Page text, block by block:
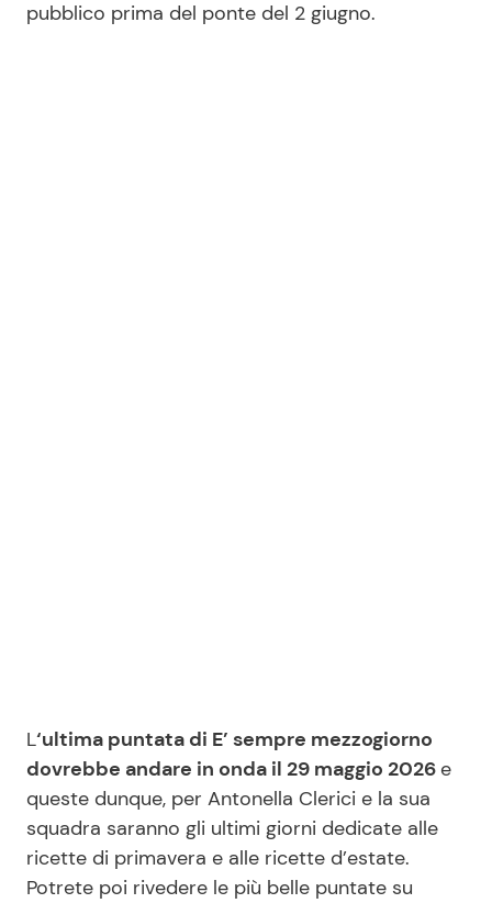
pubblico prima del ponte del 2 giugno.
L‘ultima puntata di E’ sempre mezzogiorno
dovrebbe andare in onda il 29 maggio 2026 e
queste dunque, per Antonella Clerici e la sua
squadra saranno gli ultimi giorni dedicate alle
ricette di primavera e alle ricette d’estate.
Potrete poi rivedere le più belle puntate su